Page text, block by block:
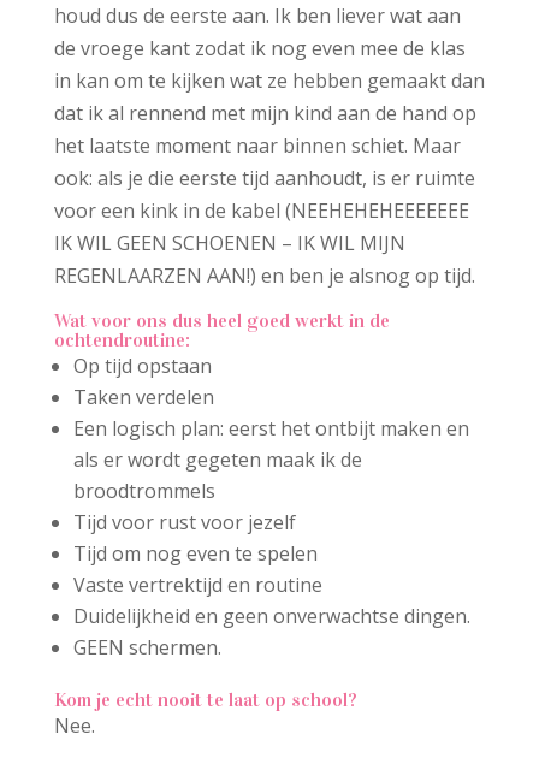
houd dus de eerste aan. Ik ben liever wat aan
de vroege kant zodat ik nog even mee de klas
in kan om te kijken wat ze hebben gemaakt dan
dat ik al rennend met mijn kind aan de hand op
het laatste moment naar binnen schiet. Maar
ook: als je die eerste tijd aanhoudt, is er ruimte
voor een kink in de kabel (NEEHEHEHEEEEEEE
IK WIL GEEN SCHOENEN – IK WIL MIJN
REGENLAARZEN AAN!) en ben je alsnog op tijd.
Wat voor ons dus heel goed werkt in de
ochtendroutine:
Op tijd opstaan
Taken verdelen
Een logisch plan: eerst het ontbijt maken en
als er wordt gegeten maak ik de
broodtrommels
Tijd voor rust voor jezelf
Tijd om nog even te spelen
Vaste vertrektijd en routine
Duidelijkheid en geen onverwachtse dingen.
GEEN schermen.
Kom je echt nooit te laat op school?
Nee.